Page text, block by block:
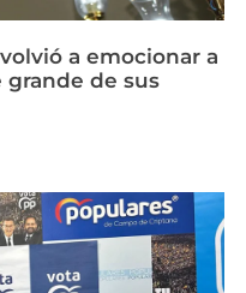
a emocionar a
grande de sus